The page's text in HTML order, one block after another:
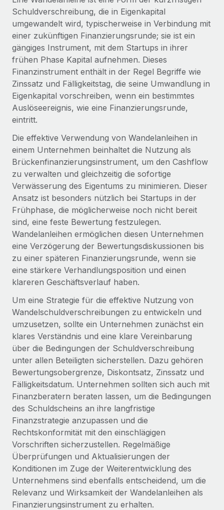
Globales Onboarding und Verwalten von
Freelancer:innen
PEO
Auslagern von komplexen HR-Aufgaben
INFRASTRUKTUR
Remote Embedded
Nahtlose Integration der HR in bestehende Abläufe
Integrierte HR-Kernfunktionen für dein Team
Verknüpfen Neu
Verknüpfung beliebiger KI-Tools mit Remote über unser
MCP
Integrationen
Prozessoptimierung mit unverzichtbaren Business-
Tools
DIENSTLEISTUNGEN
Frag unsere Expert:innen
Background-Checks
Einfacheres Bewerber:innen-Screening
Compliance Watchtower
Lückenlose Compliance
Geräteverwaltung
Globale Bereitstellung und Verfolgung von IT-
Geräten
Gründung von Niederlassungen
Schnelle, rechtssichere Gründung von
Niederlassungen
Mobilität und Relocation
Mühelose Relocation von Mitarbeiter:innen
WACHSTUMSPHASE
Startups
Agile HR- und Payroll-Lösungen für wachsende
Unternehmen
Mittelstand
Maßgeschneiderte HR-Lösungen, um Teams zu
vergrößern
Enterprise
Globale HR für Konzerne und Großunternehmen
PARTNER WERDEN
Strategische Technologiepartner
Flexible Einbettung von Global-HR-Funktionen in deine
Plattform
Partner werden
Entdecke die Möglichkeiten einer Partnerschaft
Remote Build Demnächst verfügbar
Beratung zu Integrationen und KI-Automatisierung
FALLSTUDIEN
So hat der KI-Vorreiter Weaviate sein Team mit
Remote um 120 % vergrößert
Weaviate auf einen Blick Weaviate entwickelt KI-basierte
Open-Source-Infrastrukturen. Das...
Mehr erfahren
Strategische Partnerschaft zwischen
Reverse Tech und Remote für Contractor
Management und Payroll
Reverse Tech auf einen Blick Das Gesundheits- und
Wellness-Startup Reverse Tech hat das globale...
Mehr erfahren
Gesamtbeschäftigungskosten
Honorarzahlungen berechnen
Informationen zu möglichen Währungen und
Abwicklungsfristen für globale Freelancer:innen
LERNEN MIT REMOTE
Forschung und Leitfäden
Fallstudien
HR-Glossar
Checklisten und Vorlagen
Bibliothek für Stellenbeschreibungen
Webinare
Events
Newsroom
Informationen zu Gehältern und Qualifikationen
Hol dir Unterstützung
Alle Ressourcen anzeigen
BLOG
Globale Payroll
EOR und PEO
Contractor Management
Steuern
Den Blog erkunden
BLOG
Nederlands
Français
Deutsch
Español
Italiano
Português (Portugal)
日本語
한국어
中文（简体）
Anmelden
Schuldverschreibung, die in Eigenkapital
umgewandelt wird, typischerweise in Verbindung mit
einer zukünftigen Finanzierungsrunde; sie ist ein
gängiges Instrument, mit dem Startups in ihrer
frühen Phase Kapital aufnehmen. Dieses
Finanzinstrument enthält in der Regel Begriffe wie
Zinssatz und Fälligkeitstag, die seine Umwandlung in
Eigenkapital vorschreiben, wenn ein bestimmtes
Auslöseereignis, wie eine Finanzierungsrunde,
eintritt.
Die effektive Verwendung von Wandelanleihen in
einem Unternehmen beinhaltet die Nutzung als
Brückenfinanzierungsinstrument, um den Cashflow
zu verwalten und gleichzeitig die sofortige
Verwässerung des Eigentums zu minimieren. Dieser
Ansatz ist besonders nützlich bei Startups in der
Frühphase, die möglicherweise noch nicht bereit
sind, eine feste Bewertung festzulegen.
Wandelanleihen ermöglichen diesen Unternehmen
eine Verzögerung der Bewertungsdiskussionen bis
zu einer späteren Finanzierungsrunde, wenn sie
eine stärkere Verhandlungsposition und einen
klareren Geschäftsverlauf haben.
Um eine Strategie für die effektive Nutzung von
Wandelschuldverschreibungen zu entwickeln und
umzusetzen, sollte ein Unternehmen zunächst ein
klares Verständnis und eine klare Vereinbarung
über die Bedingungen der Schuldverschreibung
unter allen Beteiligten sicherstellen. Dazu gehören
Bewertungsobergrenze, Diskontsatz, Zinssatz und
Fälligkeitsdatum. Unternehmen sollten sich auch mit
Finanzberatern beraten lassen, um die Bedingungen
des Schuldscheins an ihre langfristige
Finanzstrategie anzupassen und die
Rechtskonformität mit den einschlägigen
Vorschriften sicherzustellen. Regelmäßige
Überprüfungen und Aktualisierungen der
Konditionen im Zuge der Weiterentwicklung des
Unternehmens sind ebenfalls entscheidend, um die
Relevanz und Wirksamkeit der Wandelanleihen als
Finanzierungsinstrument zu erhalten.